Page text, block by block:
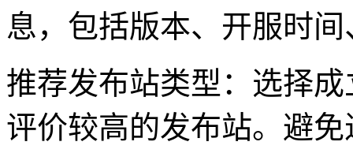
息，包括版本、开服时
推荐发布站类型：选择
评价较高的发布站。避